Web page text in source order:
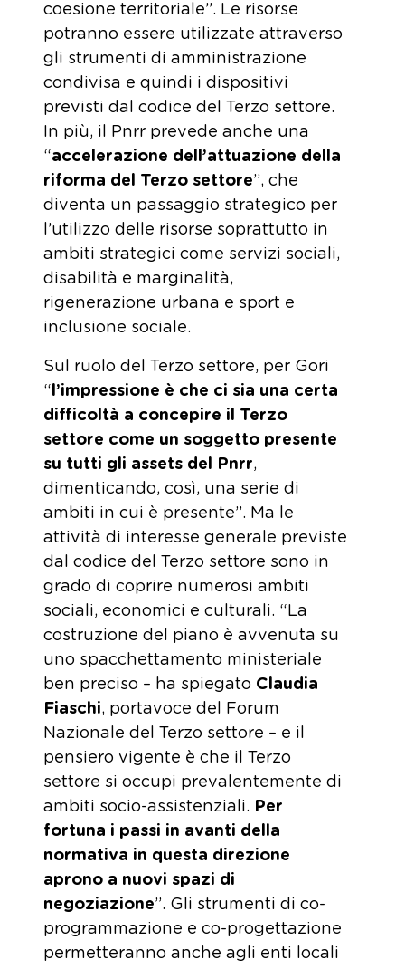
coesione territoriale”. Le risorse
potranno essere utilizzate attraverso
gli strumenti di amministrazione
condivisa e quindi i dispositivi
previsti dal codice del Terzo settore.
In più, il Pnrr prevede anche una
“accelerazione dell’attuazione della
riforma del Terzo settore”, che
diventa un passaggio strategico per
l’utilizzo delle risorse soprattutto in
ambiti strategici come servizi sociali,
disabilità e marginalità,
rigenerazione urbana e sport e
inclusione sociale.
Sul ruolo del Terzo settore, per Gori
“l’impressione è che ci sia una certa
difficoltà a concepire il Terzo
settore come un soggetto presente
su tutti gli assets del Pnrr,
dimenticando, così, una serie di
ambiti in cui è presente”. Ma le
attività di interesse generale previste
dal codice del Terzo settore sono in
grado di coprire numerosi ambiti
sociali, economici e culturali. “La
costruzione del piano è avvenuta su
uno spacchettamento ministeriale
ben preciso – ha spiegato Claudia
Fiaschi, portavoce del Forum
Nazionale del Terzo settore – e il
pensiero vigente è che il Terzo
settore si occupi prevalentemente di
ambiti socio-assistenziali. Per
fortuna i passi in avanti della
normativa in questa direzione
aprono a nuovi spazi di
negoziazione”. Gli strumenti di co-
programmazione e co-progettazione
permetteranno anche agli enti locali